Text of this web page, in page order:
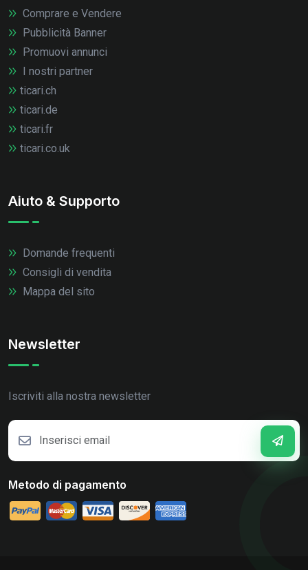
Comprare e Vendere
Pubblicità Banner
Promuovi annunci
I nostri partner
ticari.ch
ticari.de
ticari.fr
ticari.co.uk
Aiuto & Supporto
Domande frequenti
Consigli di vendita
Mappa del sito
Newsletter
Iscriviti alla nostra newsletter
Metodo di pagamento